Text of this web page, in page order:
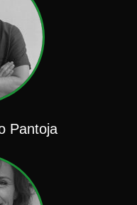
Pantoja